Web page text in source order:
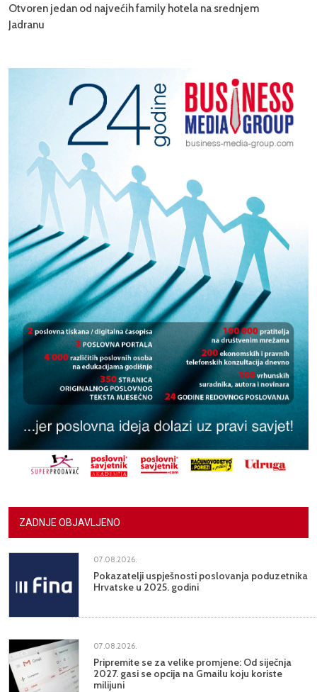
Otvoren jedan od najvećih family hotela na srednjem
Jadranu
ZADNJE OBJAVLJENO
07.08.2026.
Pokazatelji uspješnosti poslovanja poduzetnika
Hrvatske u 2025. godini
07.08.2026.
Pripremite se za velike promjene: Od siječnja
2027. gasi se opcija na Gmailu koju koriste
milijuni